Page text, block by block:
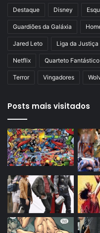
Destaque Disney
Guardiões da Galáxia
Jared Leto Liga da Justiça
Netflix Quarteto Fantástico
Terror Vingadores
Posts mais visitados